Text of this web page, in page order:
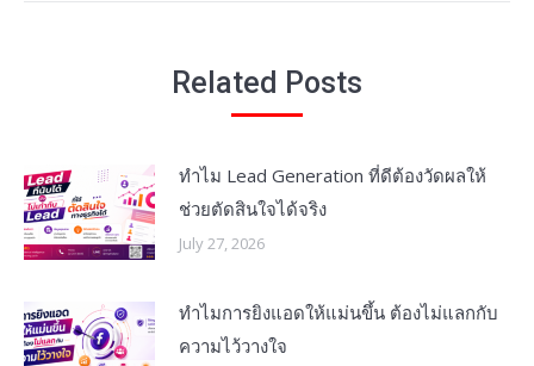
Related Posts
ทำไม Lead Generation ที่ดีต้องวัดผลให้
ช่วยตัดสินใจได้จริง
July 27, 2026
ทำไมการยิงแอดให้แม่นขึ้น ต้องไม่แลกกับ
ความไว้วางใจ